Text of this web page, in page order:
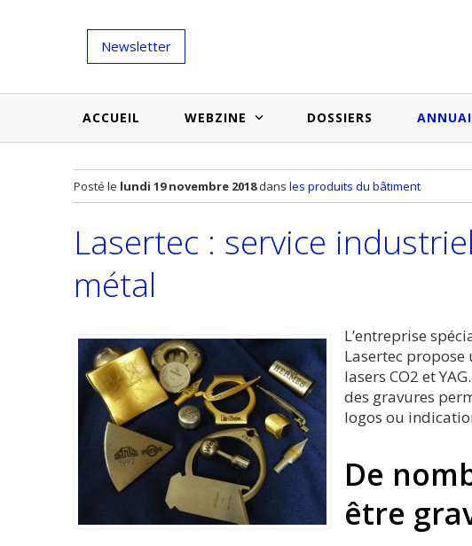
Newsletter
ACCUEIL WEBZINE
Salons et évènementiels
Médias du bâtiment
Techniques et conseils
Etudes et enquêtes
DOSSIERS
Annuaire
Actualités des membres
Posté le lundi 19 novembre 2018 dans les produits du bâtiment
Lasertec : service
métal
L’entreprise
Lasertec propose
lasers CO2 et
des gravures
logos ou
De
être